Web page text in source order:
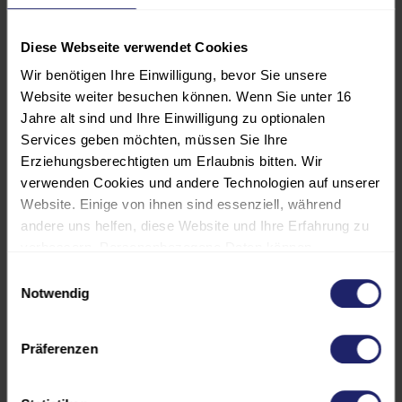
Diese Webseite verwendet Cookies
Wir benötigen Ihre Einwilligung, bevor Sie unsere
Website weiter besuchen können. Wenn Sie unter 16
Jahre alt sind und Ihre Einwilligung zu optionalen
Services geben möchten, müssen Sie Ihre
Erziehungsberechtigten um Erlaubnis bitten. Wir
verwenden Cookies und andere Technologien auf unserer
Website. Einige von ihnen sind essenziell, während
andere uns helfen, diese Website und Ihre Erfahrung zu
personalisierte Anzeigen und Inhalte oder die Messung
von Anzeigen und Inhalten. Weitere Informationen über
Datenschutzerklärung. Es besteht keine Verpflichtung, in
Angebot zu nutzen. Sie können Ihre Auswahl jederzeit
Notwendig
Präferenzen
Die Teilnehmenden lernen, was A-
welche Inhalte gefordert werden.
Die Teilnehmenden verstehen die
Beweggründe und Motivation
hinter bzw. für die Anwendung von
A-SPICE.
Die Teilnehmenden lernen die
fachliche Terminologie rund um A-
Die Teilnehmenden können den
Die Teilnehmenden gewinnen